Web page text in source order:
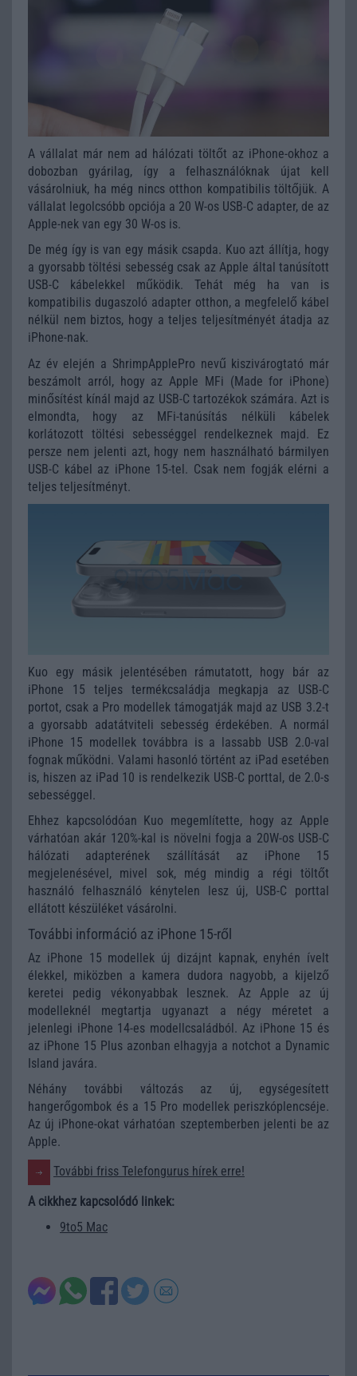
A vállalat már nem ad hálózati töltőt az iPhone-okhoz a
dobozban gyárilag, így a felhasználóknak újat kell
vásárolniuk, ha még nincs otthon kompatibilis töltőjük. A
vállalat legolcsóbb opciója a 20 W-os USB-C adapter, de az
Apple-nek van egy 30 W-os is.
De még így is van egy másik csapda. Kuo azt állítja, hogy
a gyorsabb töltési sebesség csak az Apple által tanúsított
USB-C kábelekkel működik. Tehát még ha van is
kompatibilis dugaszoló adapter otthon, a megfelelő kábel
nélkül nem biztos, hogy a teljes teljesítményét átadja az
iPhone-nak.
Az év elején a ShrimpApplePro nevű kiszivárogtató már
beszámolt arról, hogy az Apple MFi (Made for iPhone)
minősítést kínál majd az USB-C tartozékok számára. Azt is
elmondta, hogy az MFi-tanúsítás nélküli kábelek
korlátozott töltési sebességgel rendelkeznek majd. Ez
persze nem jelenti azt, hogy nem használható bármilyen
USB-C kábel az iPhone 15-tel. Csak nem fogják elérni a
teljes teljesítményt.
Kuo egy másik jelentésében rámutatott, hogy bár az
iPhone 15 teljes termékcsaládja megkapja az USB-C
portot, csak a Pro modellek támogatják majd az USB 3.2-t
a gyorsabb adatátviteli sebesség érdekében. A normál
iPhone 15 modellek továbbra is a lassabb USB 2.0-val
fognak működni. Valami hasonló történt az iPad esetében
is, hiszen az iPad 10 is rendelkezik USB-C porttal, de 2.0-s
sebességgel.
Ehhez kapcsolódóan Kuo megemlítette, hogy az Apple
várhatóan akár 120%-kal is növelni fogja a 20W-os USB-C
hálózati adapterének szállítását az iPhone 15
megjelenésével, mivel sok, még mindig a régi töltőt
használó felhasználó kénytelen lesz új, USB-C porttal
ellátott készüléket vásárolni.
További információ az iPhone 15-ről
Az iPhone 15 modellek új dizájnt kapnak, enyhén ívelt
élekkel, miközben a kamera dudora nagyobb, a kijelző
keretei pedig vékonyabbak lesznek. Az Apple az új
modelleknél megtartja ugyanazt a négy méretet a
jelenlegi iPhone 14-es modellcsaládból. Az iPhone 15 és
az iPhone 15 Plus azonban elhagyja a notchot a Dynamic
Island javára.
Néhány további változás az új, egységesített
hangerőgombok és a 15 Pro modellek periszkóplencséje.
Az új iPhone-okat várhatóan szeptemberben jelenti be az
Apple.
További friss Telefongurus hírek erre!
A cikkhez kapcsolódó linkek:
9to5 Mac